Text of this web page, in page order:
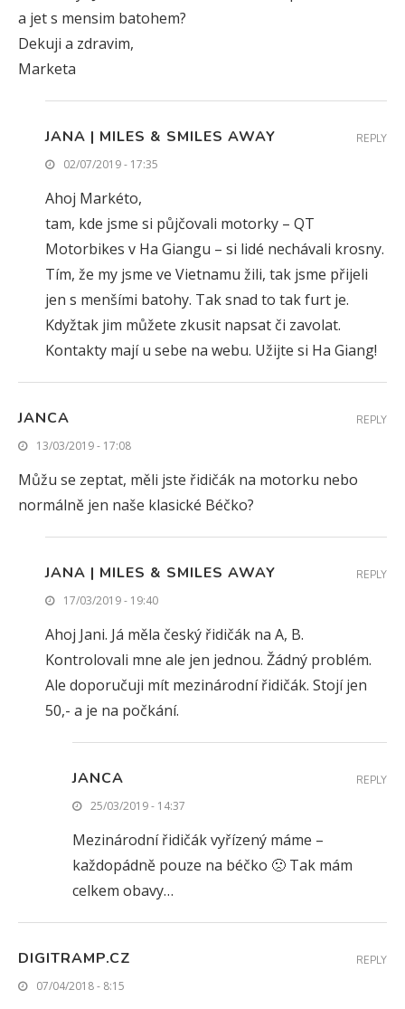
a jet s mensim batohem?
Dekuji a zdravim,
Marketa
JANA | MILES & SMILES AWAY
02/07/2019 - 17:35
Ahoj Markéto,
tam, kde jsme si půjčovali motorky – QT
Motorbikes v Ha Giangu – si lidé nechávali krosny.
Tím, že my jsme ve Vietnamu žili, tak jsme přijeli
jen s menšími batohy. Tak snad to tak furt je.
Kdyžtak jim můžete zkusit napsat či zavolat.
Kontakty mají u sebe na webu. Užijte si Ha Giang!
REPLY
JANCA
13/03/2019 - 17:08
Můžu se zeptat, měli jste řidičák na motorku nebo
normálně jen naše klasické Béčko?
REPLY
JANA | MILES & SMILES AWAY
17/03/2019 - 19:40
Ahoj Jani. Já měla český řidičák na A, B.
Kontrolovali mne ale jen jednou. Žádný problém.
Ale doporučuji mít mezinárodní řidičák. Stojí jen
50,- a je na počkání.
REPLY
JANCA
25/03/2019 - 14:37
Mezinárodní řidičák vyřízený máme –
každopádně pouze na béčko 🙁 Tak mám
celkem obavy…
REPLY
DIGITRAMP.CZ
07/04/2018 - 8:15
REPLY